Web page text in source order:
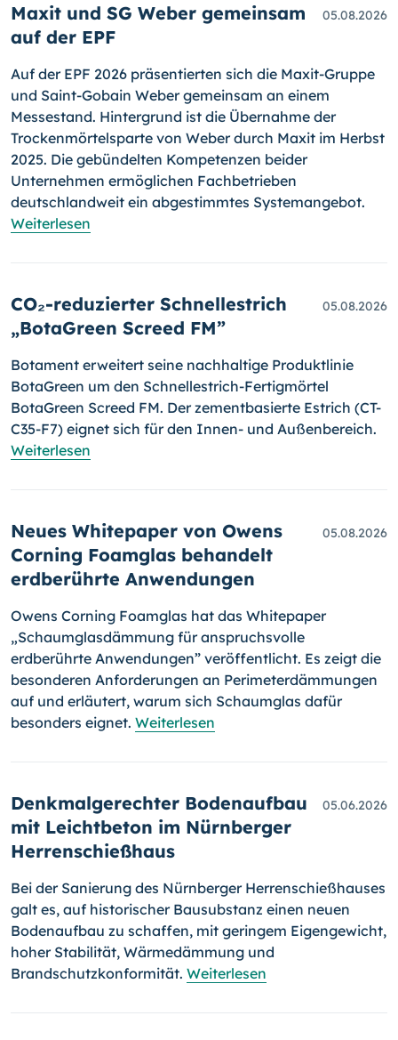
Maxit und SG Weber gemeinsam
auf der EPF
05.08.2026
Auf der EPF 2026 präsentierten sich die Maxit-Gruppe
und Saint-Gobain Weber gemeinsam an einem
Messestand. Hintergrund ist die Übernahme der
Trockenmörtelsparte von Weber durch Maxit im Herbst
2025. Die gebündelten Kompetenzen beider
Unternehmen ermöglichen Fachbetrieben
deutschlandweit ein abgestimmtes Systemangebot.
Weiterlesen
CO₂-reduzierter Schnellestrich
„BotaGreen Screed FM”
05.08.2026
Botament erweitert seine nachhaltige Produktlinie
BotaGreen um den Schnellestrich-Fertigmörtel
BotaGreen Screed FM. Der zementbasierte Estrich (CT-
C35-F7) eignet sich für den Innen- und Außenbereich.
Weiterlesen
Neues Whitepaper von Owens
Corning Foamglas behandelt
erdberührte Anwendungen
05.08.2026
Owens Corning Foamglas hat das Whitepaper
„Schaumglasdämmung für anspruchsvolle
erdberührte Anwendungen” veröffentlicht. Es zeigt die
besonderen Anforderungen an Perimeterdämmungen
auf und erläutert, warum sich Schaumglas dafür
besonders eignet. Weiterlesen
Denkmalgerechter Bodenaufbau
mit Leichtbeton im Nürnberger
Herrenschießhaus
05.06.2026
Bei der Sanierung des Nürnberger Herrenschießhauses
galt es, auf historischer Bausubstanz einen neuen
Bodenaufbau zu schaffen, mit geringem Eigengewicht,
hoher Stabilität, Wärmedämmung und
Brandschutzkonformität. Weiterlesen